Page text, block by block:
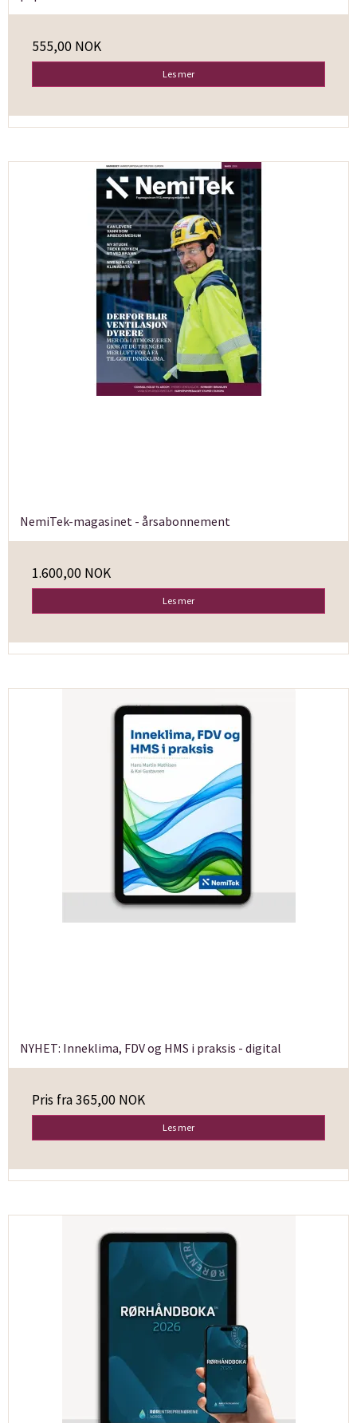
555,00 NOK
Les mer
NemiTek-magasinet - årsabonnement
1.600,00 NOK
Les mer
NYHET: Inneklima, FDV og HMS i praksis - digital
Pris fra365,00 NOK
Les mer